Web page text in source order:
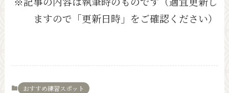
ますので「更新日時」をご確認ください）
おすすめ練習スポット